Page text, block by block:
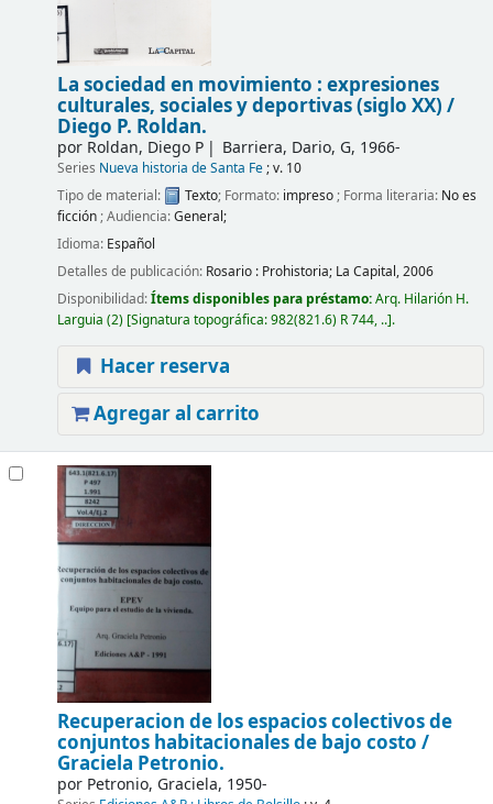
La sociedad en movimiento : expresiones
culturales, sociales y deportivas (siglo XX) /
Diego P. Roldan.
por Roldan, Diego P Barriera, Dario, G, 1966-
Series Nueva historia de Santa Fe; v. 10
Tipo de material:
Texto; Formato: impreso; Forma literaria: No es
ficción; Audiencia:General;
Idioma: Español
Detalles de publicación: Rosario : Prohistoria; La Capital,2006
Disponibilidad:Ítems disponibles para préstamo:Arq. Hilarión H.
Larguia (2) Signatura topográfica:982(821.6) R 744, .. .
Hacer reserva
Agregar al carrito
Recuperacion de los espacios colectivos de
conjuntos habitacionales de bajo costo /
Graciela Petronio.
por Petronio, Graciela, 1950-